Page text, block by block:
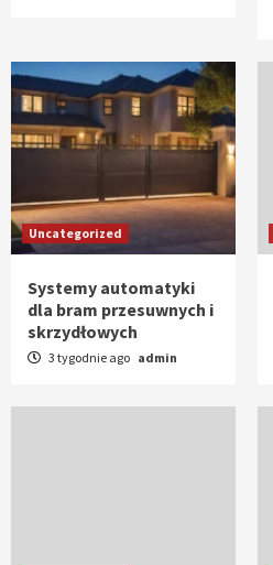
Uncategorized
Systemy automatyki
dla bram przesuwnych i
skrzydłowych
3 tygodnie ago admin